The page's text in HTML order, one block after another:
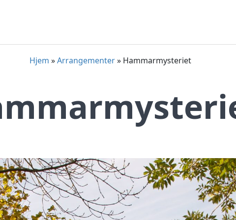
Hjem »Arrangementer» Hammarmysteriet